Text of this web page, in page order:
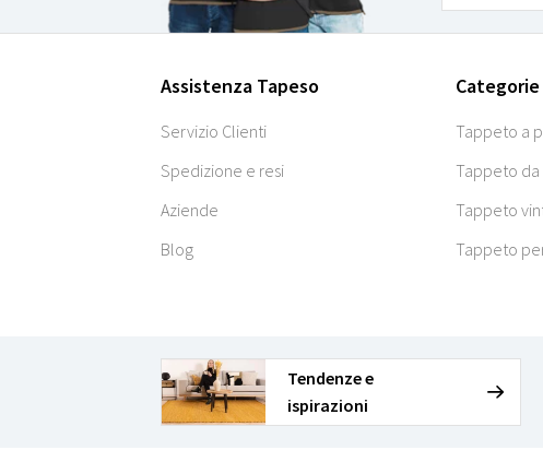
Assistenza Tapeso
Servizio Clienti
Spedizione e resi
Aziende
Blog
Tappeto a
Tappeto
Tappeto
Tappeto
Tendenze e
ispirazioni